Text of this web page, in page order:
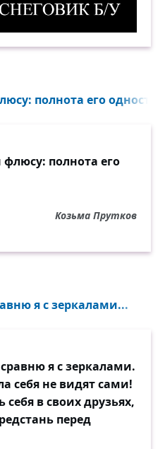
полнота его
полнота его
Козьма Прутков
я с зеркалами...
я с зеркалами.
себя не видят сами!
себя в своих друзьях,
перед